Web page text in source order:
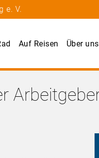
e. V.
Auf Reisen Über uns